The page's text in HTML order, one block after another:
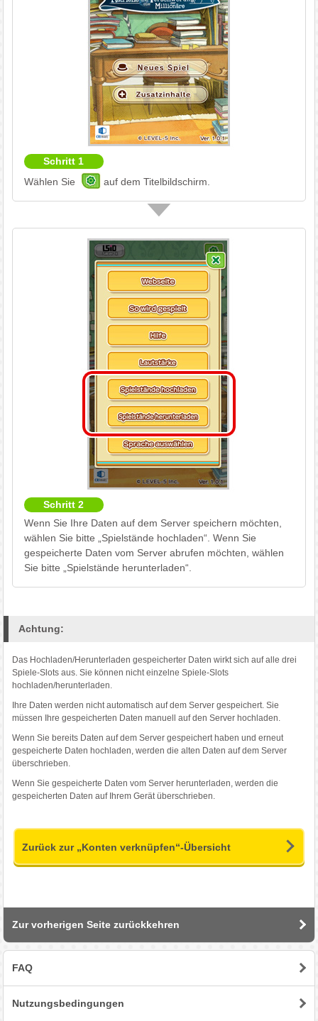
Schritt 1
Wählen Sie
auf dem Titelbildschirm.
Schritt 2
Wenn Sie Ihre Daten auf dem Server speichern möchten,
wählen Sie bitte „Spielstände hochladen“. Wenn Sie
gespeicherte Daten vom Server abrufen möchten, wählen
Sie bitte „Spielstände herunterladen“.
Achtung:
Das Hochladen/Herunterladen gespeicherter Daten wirkt sich auf alle drei
Spiele-Slots aus. Sie können nicht einzelne Spiele-Slots
hochladen/herunterladen.
Ihre Daten werden nicht automatisch auf dem Server gespeichert. Sie
müssen Ihre gespeicherten Daten manuell auf den Server hochladen.
Wenn Sie bereits Daten auf dem Server gespeichert haben und erneut
gespeicherte Daten hochladen, werden die alten Daten auf dem Server
überschrieben.
Wenn Sie gespeicherte Daten vom Server herunterladen, werden die
gespeicherten Daten auf Ihrem Gerät überschrieben.
Zurück zur „Konten verknüpfen“-Übersicht
Zur vorherigen Seite zurückkehren
FAQ
Nutzungsbedingungen